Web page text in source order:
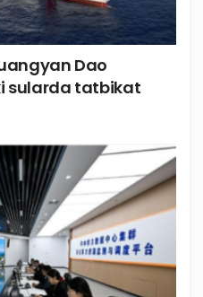
Dao
sularda tatbikat